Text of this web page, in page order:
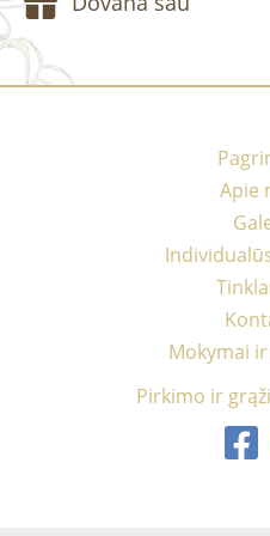
Apie
Mokymai
Pirkimo ir